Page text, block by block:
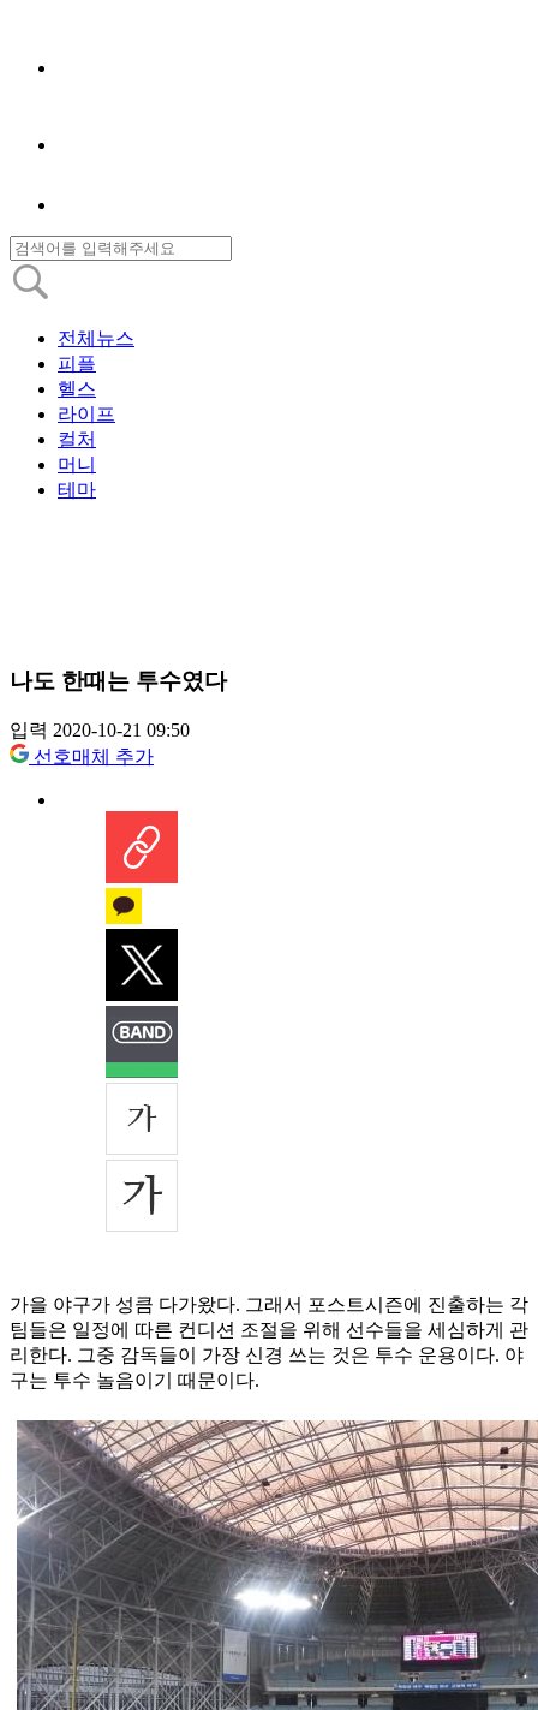
전체뉴스
피플
헬스
라이프
컬처
머니
테마
나도 한때는 투수였다
입력 2020-10-21 09:50
선호매체 추가
가을 야구가 성큼 다가왔다. 그래서 포스트시즌에 진출하는 각
팀들은 일정에 따른 컨디션 조절을 위해 선수들을 세심하게 관
리한다. 그중 감독들이 가장 신경 쓰는 것은 투수 운용이다. 야
구는 투수 놀음이기 때문이다.